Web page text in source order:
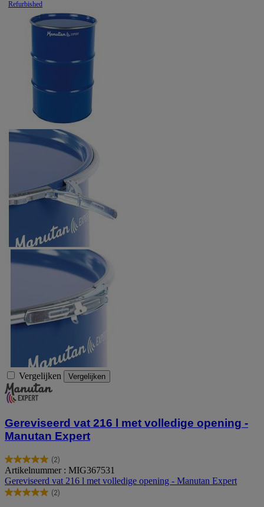
Vergelijken Vergelijken
Gereviseerd vat 216 l met volledige opening -
Manutan Expert
(2)
5.0
van
de
5
Artikelnummer : MIG367531
Gereviseerd vat 216 l met volledige opening - Manutan Expert
(2)
5.0